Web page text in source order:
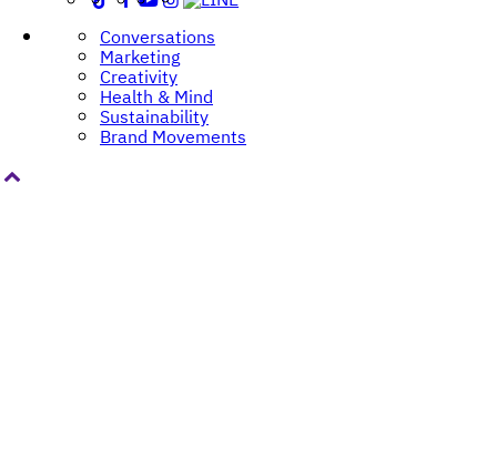
navigation
Conversations
Marketing
Creativity
Health & Mind
Sustainability
Brand Movements